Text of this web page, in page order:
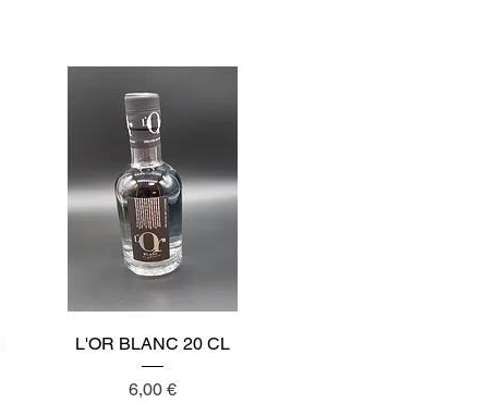
Aperçu rapide
L'OR BLANC 20 CL
Prix
6,00 €